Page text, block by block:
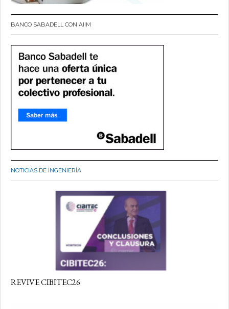
BANCO SABADELL CON AIIM
NOTICIAS DE INGENIERÍA
REVIVE CIBITEC26